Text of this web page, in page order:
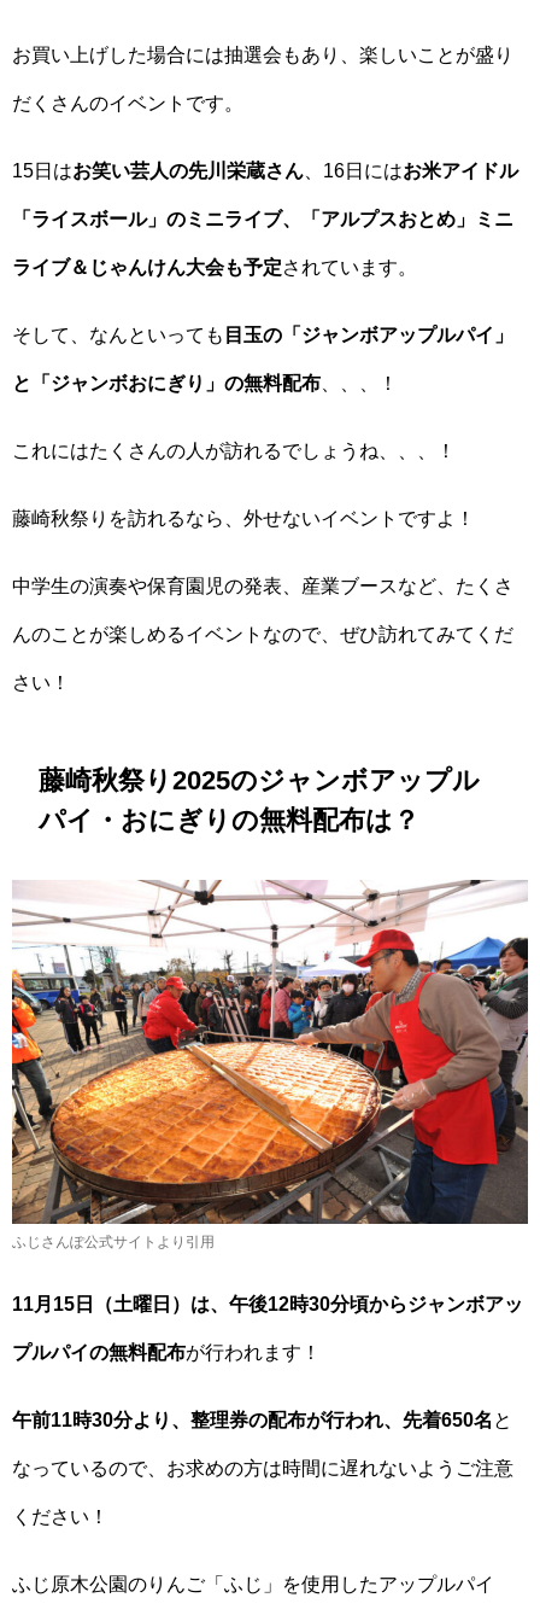
お買い上げした場合には抽選会もあり、楽しいことが盛り
だくさんのイベントです。
15日はお笑い芸人の先川栄蔵さん 、16日にはお米アイドル
「ライスボール」のミニライブ、「アルプスおとめ」ミニ
ライブ＆じゃんけん大会も予定されています。
そして、なんといっても 目玉の「ジャンボアップルパイ」
と「ジャンボおにぎり」の無料配布 、、、！
これにはたくさんの人が訪れるでしょうね、、、！
藤崎秋祭りを訪れるなら、外せないイベントですよ！
中学生の演奏や保育園児の発表、産業ブースなど、たくさ
んのことが楽しめるイベントなので、ぜひ訪れてみてくだ
さい！
藤崎秋祭り2025のジャンボアップル
パイ・おにぎりの無料配布は？
ふじさんぽ公式サイトより引用
11月15日（土曜日）は、午後12時30分頃からジャンボアッ
プルパイの無料配布が行われます！
午前11時30分より、整理券の配布が行われ、先着650名 と
なっているので、お求めの方は時間に遅れないようご注意
ください！
ふじ原木公園のりんご「ふじ」を使用したアップルパイ